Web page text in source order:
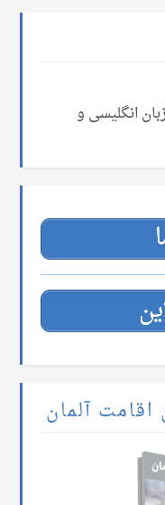
به زبان انگلیسی و
اقامت آلمان